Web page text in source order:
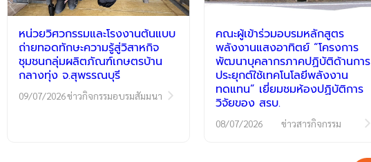
หน่วยวิศวกรรมและโรงงานต้นแบบ
ถ่ายทอดทักษะความรู้สู่วิสาหกิจ
ชุมชนกลุ่มผลิตภัณฑ์เกษตรบ้าน
กลางทุ่ง จ.สุพรรณบุรี
09/07/2026ข่าวกิจกรรมอบรมสัมมนา
คณะผู้เข้าร่วมอบรมหลักสูตร
พลังงานแสงอาทิตย์ “โครงการ
พัฒนาบุคลากรภาคปฏิบัติด้านการ
ประยุกต์ใช้เทคโนโลยีพลังงาน
ทดแทน” เยี่ยมชมห้องปฏิบัติการ
วิจัยของ สรบ.
08/07/2026 ข่าวสารกิจกรรม